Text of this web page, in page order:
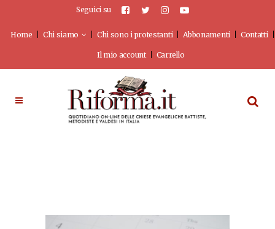
Seguici su
Home Chi siamo Chi sono i protestanti Abbonamenti Contatti
Il mio account Carrello